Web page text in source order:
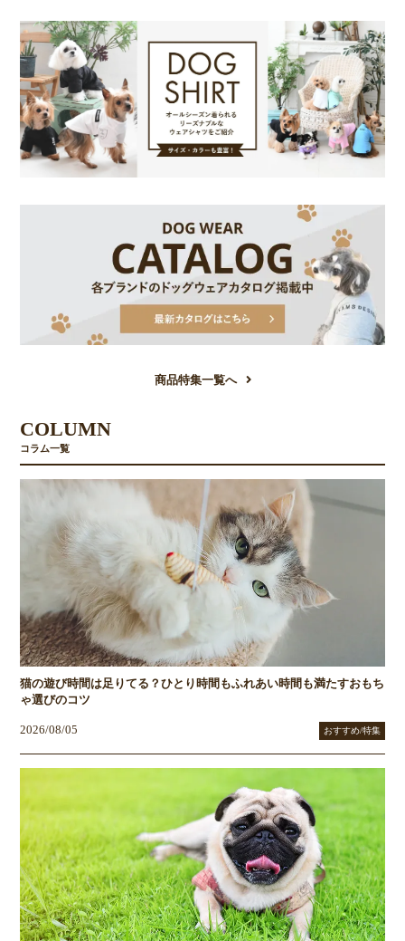
商品特集一覧へ
COLUMN
コラム一覧
猫の遊び時間は足りてる？ひとり時間もふれあい時間も満たすおもち
ゃ選びのコツ
2026/08/05 おすすめ/特集